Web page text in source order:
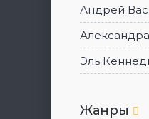
Андрей
Эль
Жанры